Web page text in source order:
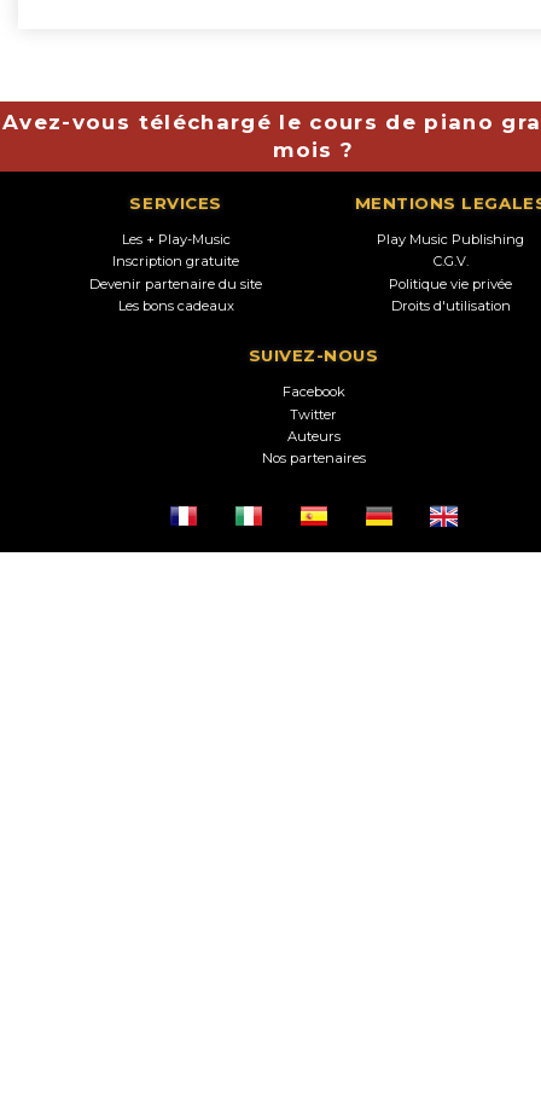
Avez-vous téléchargé le cours de piano
mois ?
SERVICES
Les + Play-Music
Inscription gratuite
Devenir partenaire du site
Les bons cadeaux
MENTIONS
Play Music Publishing
C.G.V.
Politique vie privée
Droits d'utilisation
SUIVEZ-NOUS
Facebook
Twitter
Auteurs
Nos partenaires